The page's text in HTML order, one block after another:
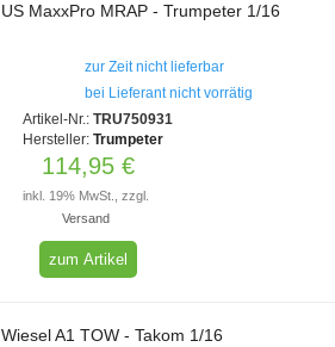
US MaxxPro MRAP - Trumpeter 1/16
zur Zeit nicht lieferbar
bei Lieferant nicht vorrätig
Artikel-Nr.: TRU750931
Hersteller: Trumpeter
114,95 €
inkl. 19% MwSt., zzgl.
Versand
zum Artikel
Wiesel A1 TOW - Takom 1/16